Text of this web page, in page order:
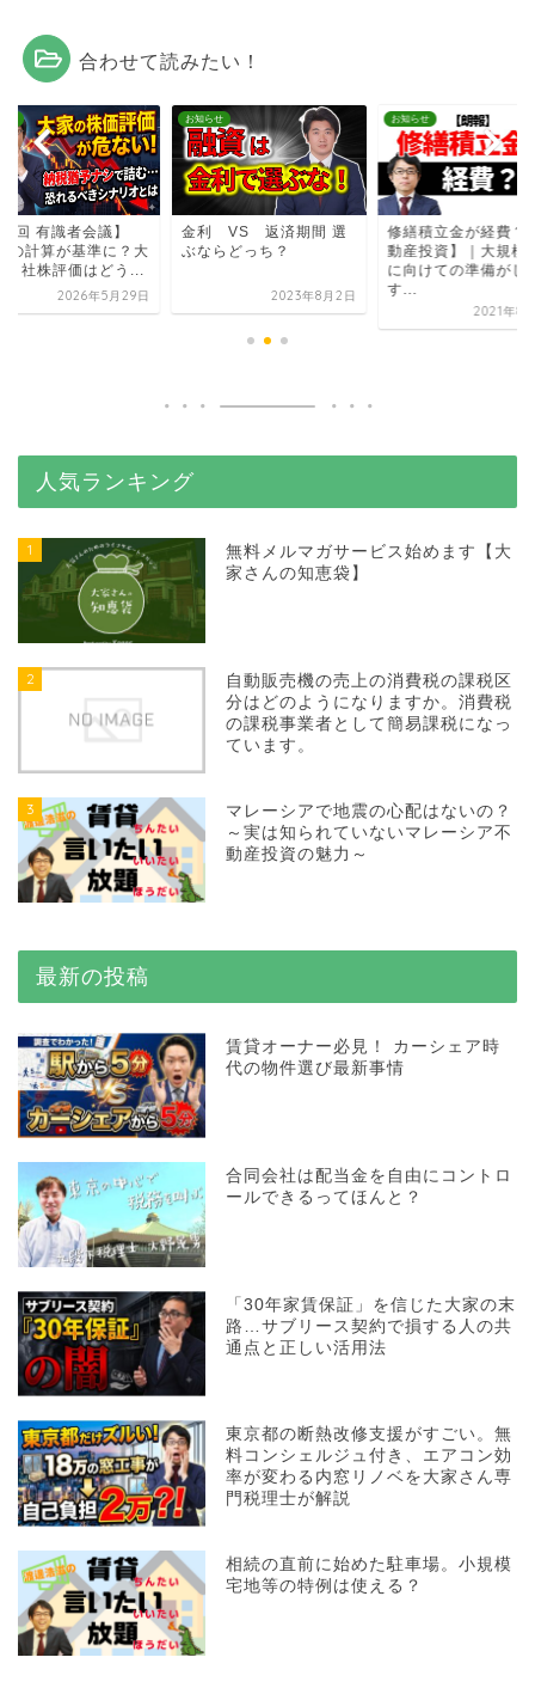
合わせて読みたい！
2回 有識者会議】
の計算が基準に？大
自社株評価はどう...
2026年5月29日
お知らせ
金利 VS 返済期間 選
ぶならどっち？
2023年8月2日
お知らせ
修繕積立金が経費？
動産投資】｜大規模
に向けての準備がし
す...
2021年8
人気ランキング
1
無料メルマガサービス始めます【大
家さんの知恵袋】
2
自動販売機の売上の消費税の課税区
分はどのようになりますか。消費税
の課税事業者として簡易課税になっ
ています。
3
マレーシアで地震の心配はないの？
～実は知られていないマレーシア不
動産投資の魅力～
最新の投稿
賃貸オーナー必見！ カーシェア時
代の物件選び最新事情
合同会社は配当金を自由にコントロ
ールできるってほんと？
「30年家賃保証」を信じた大家の末
路…サブリース契約で損する人の共
通点と正しい活用法
東京都の断熱改修支援がすごい。無
料コンシェルジュ付き、エアコン効
率が変わる内窓リノベを大家さん専
門税理士が解説
相続の直前に始めた駐車場。小規模
宅地等の特例は使える？